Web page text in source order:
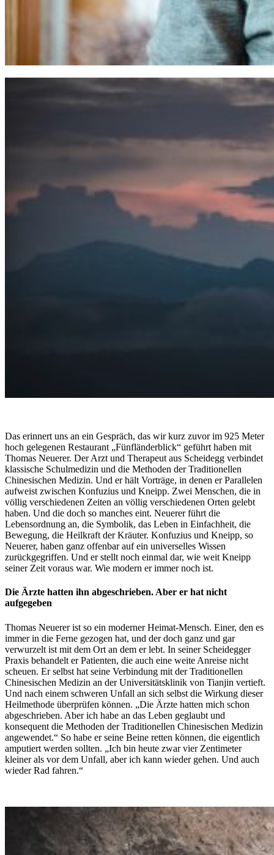
Das erinnert uns an ein Gespräch, das wir kurz zuvor im 925 Meter
hoch gelegenen Restaurant „Fünfländerblick“ geführt haben mit
Thomas Neuerer. Der Arzt und Therapeut aus Scheidegg verbindet
klassische Schulmedizin und die Methoden der Traditionellen
Chinesischen Medizin. Und er hält Vorträge, in denen er Parallelen
aufweist zwischen Konfuzius und Kneipp. Zwei Menschen, die in
völlig verschiedenen Zeiten an völlig verschiedenen Orten gelebt
haben. Und die doch so manches eint. Neuerer führt die
Lebensordnung an, die Symbolik, das Leben in Einfachheit, die
Bewegung, die Heilkraft der Kräuter. Konfuzius und Kneipp, so
Neuerer, haben ganz offenbar auf ein universelles Wissen
zurückgegriffen. Und er stellt noch einmal dar, wie weit Kneipp
seiner Zeit voraus war. Wie modern er immer noch ist.
Die Ärzte hatten ihn abgeschrieben. Aber er hat nicht
aufgegeben
Thomas Neuerer ist so ein moderner Heimat-Mensch. Einer, den es
immer in die Ferne gezogen hat, und der doch ganz und gar
verwurzelt ist mit dem Ort an dem er lebt. In seiner Scheidegger
Praxis behandelt er Patienten, die auch eine weite Anreise nicht
scheuen. Er selbst hat seine Verbindung mit der Traditionellen
Chinesischen Medizin an der Universitätsklinik von Tianjin vertieft.
Und nach einem schweren Unfall an sich selbst die Wirkung dieser
Heilmethode überprüfen können. „Die Ärzte hatten mich schon
abgeschrieben. Aber ich habe an das Leben geglaubt und
konsequent die Methoden der Traditionellen Chinesischen Medizin
angewendet.“ So habe er seine Beine retten können, die eigentlich
amputiert werden sollten. „Ich bin heute zwar vier Zentimeter
kleiner als vor dem Unfall, aber ich kann wieder gehen. Und auch
wieder Rad fahren.“